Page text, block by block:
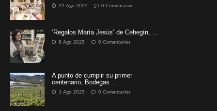
22 Ago 2025 0 Comentarios
‘Regalos María Jesús’ de Cehegín, ...
8 Ago 2025 0 Comentarios
A punto de cumplir su primer
centenario, Bodegas ...
1 Ago 2025 0 Comentarios